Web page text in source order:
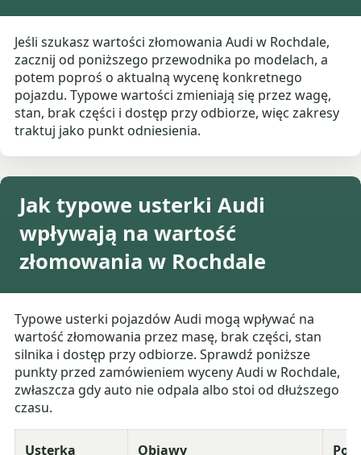
Jeśli szukasz wartości złomowania Audi w Rochdale,
zacznij od poniższego przewodnika po modelach, a
potem poproś o aktualną wycenę konkretnego
pojazdu. Typowe wartości zmieniają się przez wagę,
stan, brak części i dostęp przy odbiorze, więc zakresy
traktuj jako punkt odniesienia.
Jak typowe usterki Audi
wpływają na wartość
złomowania w Rochdale
Typowe usterki pojazdów Audi mogą wpływać na
wartość złomowania przez masę, brak części, stan
silnika i dostęp przy odbiorze. Sprawdź poniższe
punkty przed zamówieniem wyceny Audi w Rochdale,
zwłaszcza gdy auto nie odpala albo stoi od dłuższego
czasu.
Usterka Objawy